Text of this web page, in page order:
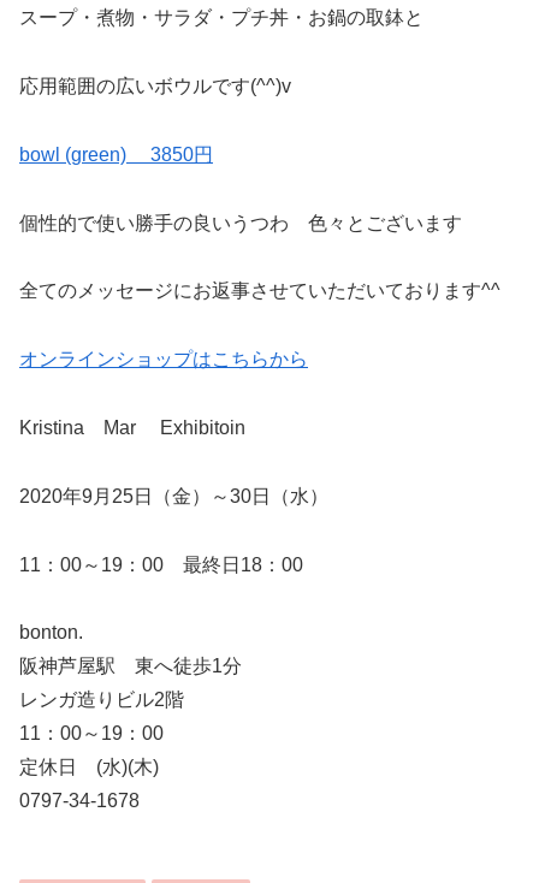
スープ・煮物・サラダ・プチ丼・お鍋の取鉢と
応用範囲の広いボウルです(^^)v
bowl (green) 3850円
個性的で使い勝手の良いうつわ 色々とございます
全てのメッセージにお返事させていただいております^^
オンラインショップはこちらから
Kristina Mar Exhibitoin
2020年9月25日（金）～30日（水）
11：00～19：00 最終日18：00
bonton.
阪神芦屋駅 東へ徒歩1分
レンガ造りビル2階
11：00～19：00
定休日 (水)(木)
0797-34-1678